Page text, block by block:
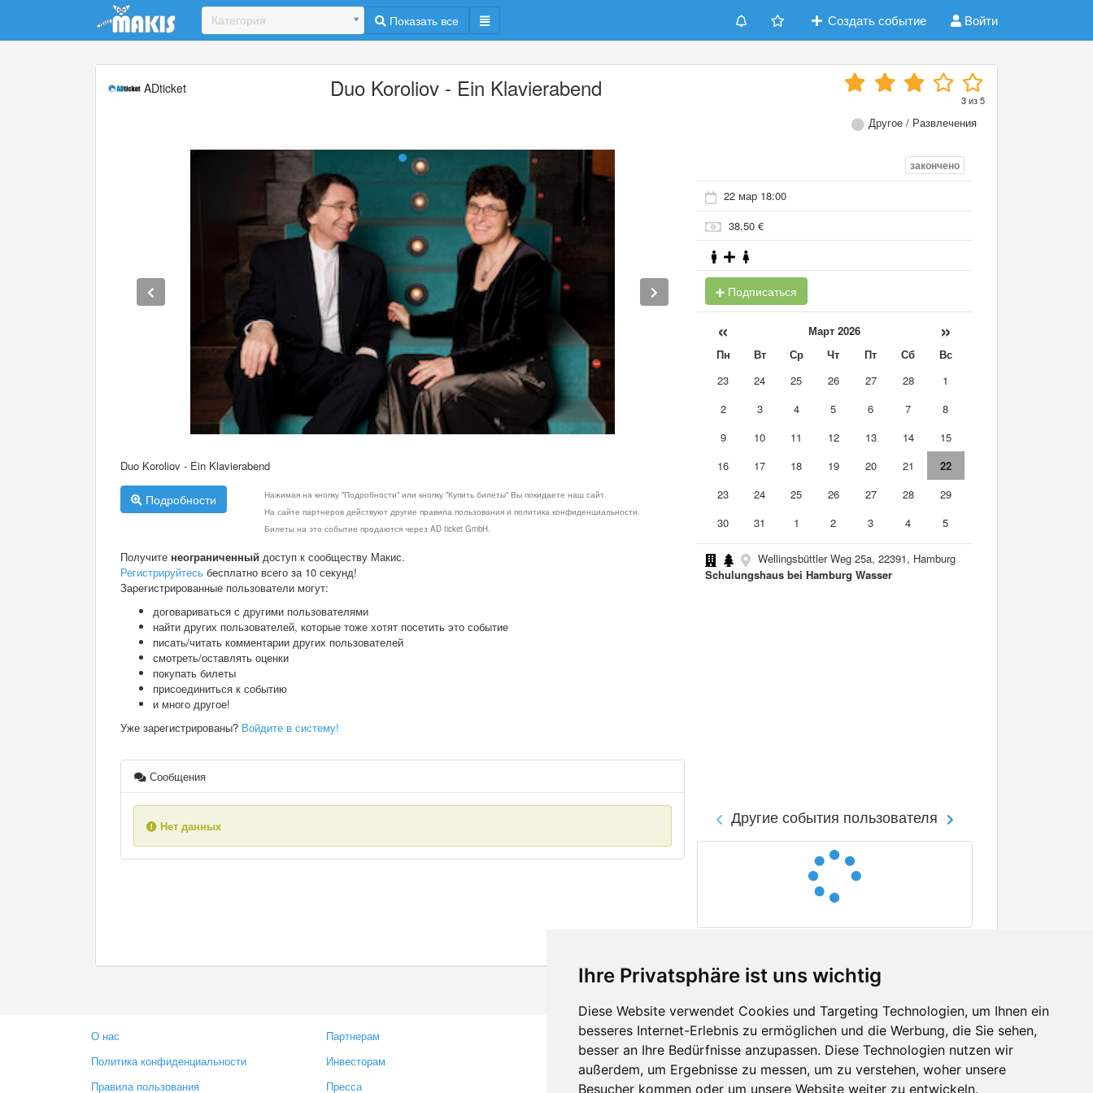
Ihre Privatsphäre ist uns wichtig
Diese Website verwendet Cookies und Targeting Technologien, um Ihnen ein
besseres Internet-Erlebnis zu ermöglichen und die Werbung, die Sie sehen,
besser an Ihre Bedürfnisse anzupassen. Diese Technologien nutzen wir
außerdem, um Ergebnisse zu messen, um zu verstehen, woher unsere
Besucher kommen oder um unsere Website weiter zu entwickeln.
Update cookies preferences
Категория Показать все Создать событие Войти
ADticket Duo Koroliov - Ein Klavierabend 3из5
Другое / Развлечения
Duo Koroliov - Ein Klavierabend
Подробности
Нажимая на кнопку "Подробности" или кнопку "Купить билеты" Вы покидаете наш сайт.
На сайте партнеров действуют другие правила пользования и политика конфиденциальности.
Билеты на это событие продаются через AD ticket GmbH.
Получите неограниченный доступ к сообществу Макис.
Регистрируйтесь бесплатно всего за 10 секунд!
Зарегистрированные пользователи могут:
договариваться с другими пользователями
найти других пользователей, которые тоже хотят посетить это событие
писать/читать комментарии других пользователей
смотреть/оставлять оценки
покупать билеты
присоединиться к событию
и много другое!
Уже зарегистрированы? Войдите в систему!
Сообщения
Нет данных
закончено
22 мар 18:00
38,50 €
Подписаться
« Март 2026 »
Пн Вт Ср Чт Пт Сб
Вс
23
24 25 26 27 28
1
2
3 4 5 6 7
8
9
10 11 12 13 14
15
16
17 18 19 20 21
22
23
24 25 26 27 28
29
30
31 1 2 3 4 5
Wellingsbüttler Weg 25a, 22391, Hamburg
Schulungshaus bei Hamburg Wasser
Другие события пользователя
О нас
Политика конфиденциальности
Правила пользования
Партнерам
Инвесторам
Пресса
Контакты
Оставить отзыв
Сообщить об ошибке
Facebook
Twitter
YouTube